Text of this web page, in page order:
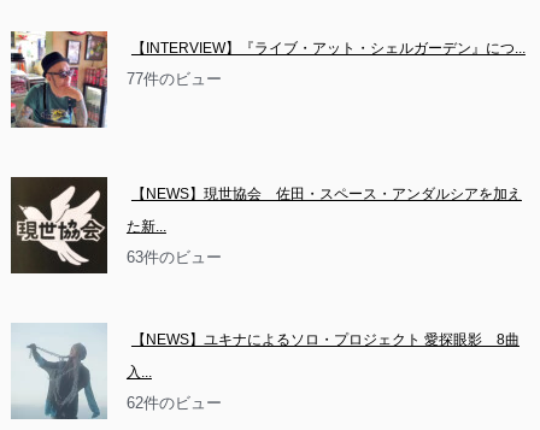
【INTERVIEW】『ライブ・アット・シェルガーデン』につ...
77件のビュー
【NEWS】現世協会　佐田・スペース・アンダルシアを加え
た新...
63件のビュー
【NEWS】ユキナによるソロ・プロジェクト 愛探眼影　8曲
入...
62件のビュー